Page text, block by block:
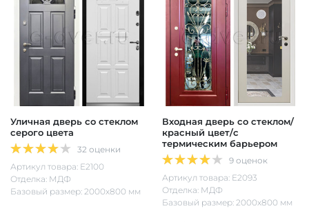
Уличная дверь со стеклом
серого цвета
32 оценки
Артикул товара: Е2100
Отделка: МДФ
Базовый размер: 2000х800 мм
Входная дверь со стеклом/
красный цвет/с
термическим барьером
9 оценок
Артикул товара: Е2093
Отделка: МДФ
Базовый размер: 2000х800 мм